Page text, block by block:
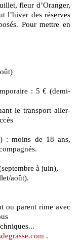
fleur d’Oranger,
l’hiver des réserves
Pour mettre en
: 5 € (demi-
le transport aller-
: moins de 18 ans,
à juin),
août).
ou parent rime avec
.